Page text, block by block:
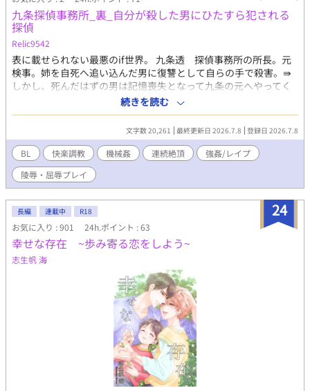
九条探偵事務所_裏_自分が殺した男にひたすら犯される
探偵
Relic9542
表に載せられない最悪のif世界。 九条透 探偵事務所の所長。元
検事。姉を自死へ追い込んだ男に復讐として自らの手で殺害。⇛
しかし、死んだはずの男は記憶喪失となって九条の元へやってく
る。⇛自らの罪を隠すため男を自分の元で匿う。⇛記憶を取り戻
した男は姉の生き写しのような九条を姉の代わりとして扱い、欲
望をぶつける。 蜘蛛 記憶喪失の男だった。しかし、彼の人格は
消えた。 鈴虫 九条の養い子。小学生。 信 事務所のアルバイ
ト。大学生。
続きを読む
文字数 20,261 最終更新日 2026.7.8 登録日 2026.7.8
BL 快楽調教 機械姦 連続絶頂
強姦/レイプ
陵辱・屈辱プレイ
24
長編 連載中 R18
お気に入り : 901 24h.ポイント : 63
幸せな存在 ~歩み寄る恋をしよう~
志生帆 海